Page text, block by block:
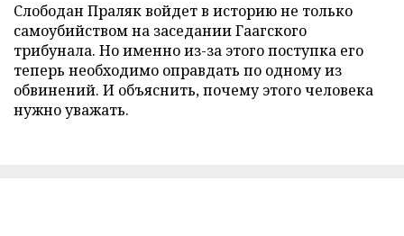
Слободан Праляк войдет в историю не только
самоубийством на заседании Гаагского
трибунала. Но именно из-за этого поступка его
теперь необходимо оправдать по одному из
обвинений. И объяснить, почему этого человека
нужно уважать.